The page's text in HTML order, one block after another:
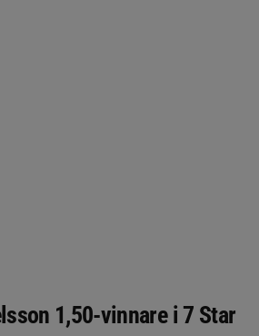
1,50-vinnare i 7 Star